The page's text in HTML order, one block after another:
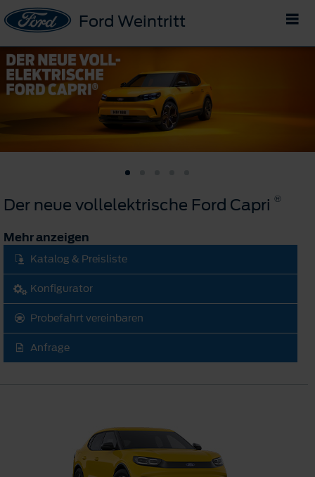
Ford Weintritt
Der neue vollelektrische Ford Capri ®
Mehr anzeigen
Katalog & Preisliste
Konfigurator
Probefahrt vereinbaren
Anfrage